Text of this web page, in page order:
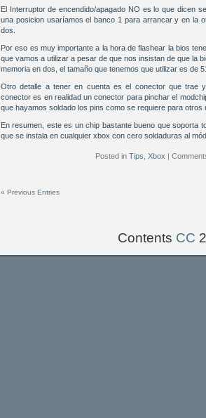
El Interruptor de encendido/apagado NO es lo que dicen
una posicion usaríamos el banco 1 para arrancar y en la
dos.
Por eso es muy importante a la hora de flashear la bios
que vamos a utilizar a pesar de que nos insistan de que la
memoria en dos, el tamaño que tenemos que utilizar es de
Otro detalle a tener en cuenta es el conector que trae
conector es en realidad un conector para pinchar el
que hayamos soldado los pins como se requiere para otros
En resumen, este es un chip bastante bueno que soporta
que se instala en cualquier xbox con cero soldaduras al
Posted in Tips Xbox |
« Previous Entries
Contents CC